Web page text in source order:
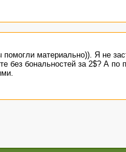
материально)). Я не
без бональностей за 2$? А